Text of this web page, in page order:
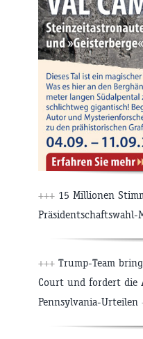
+++ 15 Millionen
Präsidentschaftswahl-
+++ Trump-Team
Court und fordert die
Pennsylvania-Urteilen